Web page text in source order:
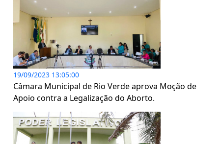
19/09/2023 13:05:00
Câmara Municipal de Rio Verde aprova Moção de
Apoio contra a Legalização do Aborto.